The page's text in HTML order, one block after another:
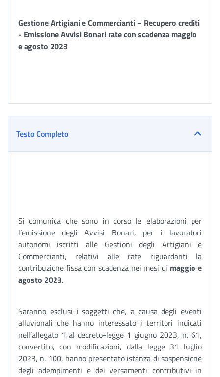
Gestione Artigiani e Commercianti – Recupero crediti
- Emissione Avvisi Bonari rate con scadenza maggio
e agosto 2023
Testo Completo
Si comunica che sono in corso le elaborazioni per
l’emissione degli Avvisi Bonari, per i lavoratori
autonomi iscritti alle Gestioni degli Artigiani e
Commercianti, relativi alle rate riguardanti la
contribuzione fissa con scadenza nei mesi di maggio e
agosto 2023.
Saranno esclusi i soggetti che, a causa degli eventi
alluvionali che hanno interessato i territori indicati
nell’allegato 1 al decreto-legge 1 giugno 2023, n. 61,
convertito, con modificazioni, dalla legge 31 luglio
2023, n. 100, hanno presentato istanza di sospensione
degli adempimenti e dei versamenti contributivi in